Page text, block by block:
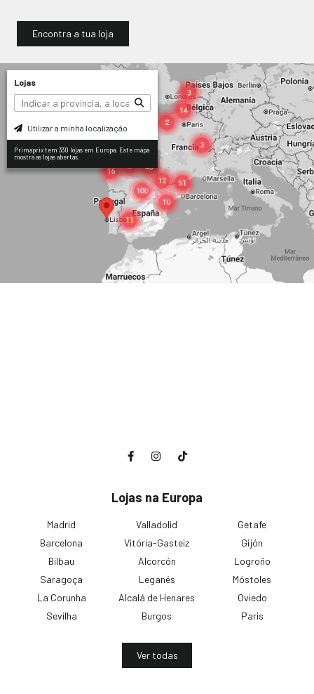
Encontra a tua loja
Lojas
Utilizar a minha localização
Primaprix tem 330 lojas em Europa. Este mapa
mostra as lojas abertas.
Lojas na Europa
Madrid
Barcelona
Bilbau
Saragoça
La Corunha
Sevilha
Valladolid
Vitória-Gasteiz
Alcorcón
Leganés
Alcalá de Henares
Burgos
Getafe
Gijón
Logroño
Móstoles
Oviedo
Paris
Ver todas